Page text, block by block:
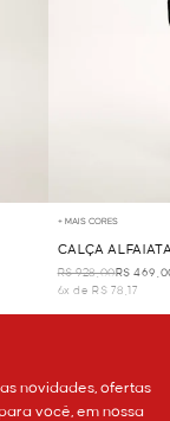
+ MAIS CORES
CALÇA
R$ 928,00R$
6x de R$ 78,17
novidades, ofertas
você, em nossa